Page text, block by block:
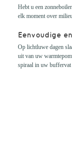
Hebt u een
elk moment over
Eenvoudige
Op lichtluwe dagen
uit van uw
spiraal in uw buffervat